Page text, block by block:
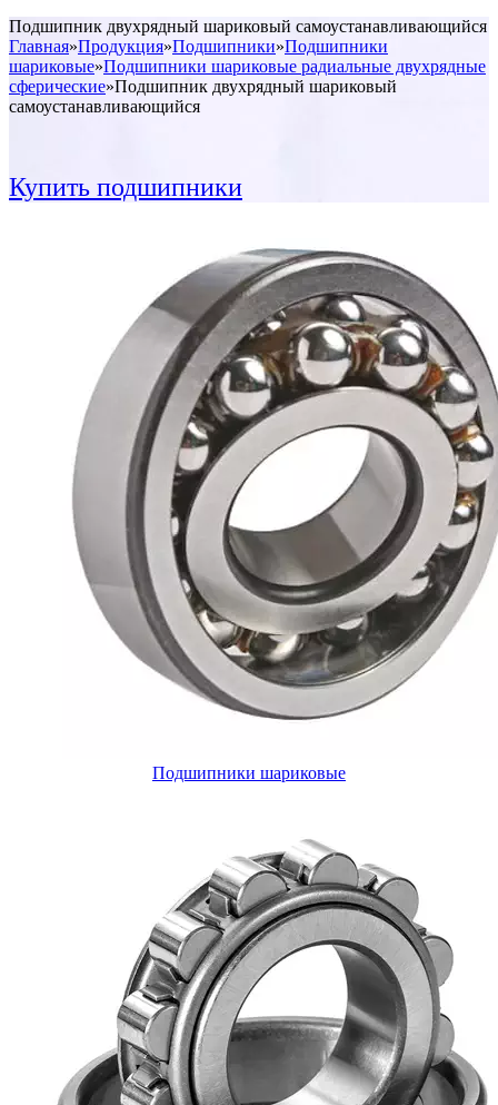
Подшипник двухрядный шариковый самоустанавливающийся
Главная»Продукция»Подшипники»Подшипники
шариковые»Подшипники шариковые радиальные двухрядные
сферические»Подшипник двухрядный шариковый
самоустанавливающийся
Купить подшипники
Подшипники шариковые